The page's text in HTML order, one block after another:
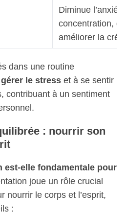
Diminue
concentration,
améliorer la
dans une routine
gérer le stresset à se sentir
contribuant à un sentiment
: nourrir son
est-elle fondamentale pour
joue un rôle crucial
nourrir le corps et l’esprit,
: